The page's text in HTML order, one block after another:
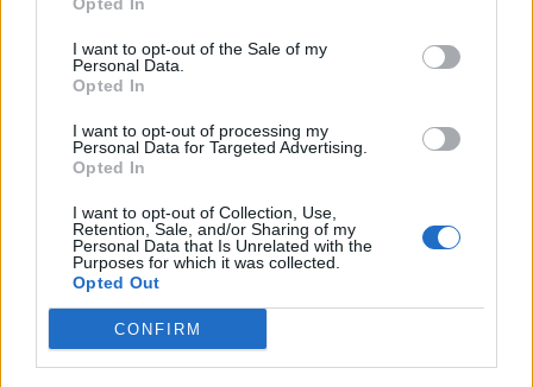
I want to opt-out of the Sale of my
Personal Data.
Opted In
I want to opt-out of processing my
Personal Data for Targeted Advertising.
Opted In
I want to opt-out of Collection, Use,
Retention, Sale, and/or Sharing of my
Personal Data that Is Unrelated with the
Purposes for which it was collected.
Opted Out
CONFIRM
Przyjmuje go Halina, która instruuje go w kwestii
samospalenia. W mieszkaniu znajduje się
wystąpienie sekretarza Kobiałki i Nadieżda,
rudowłosa piękność, która zakochuje się w
mężczyźnie z wzajemnością, uprawia z nim
seks i jest gotowa z nim uciec, jednak co chwila
zmienia zdanie. Halina kupuje mężczyźnie cały
kanister rozpuszczalnika, który ten zabiera i
wychodzi.